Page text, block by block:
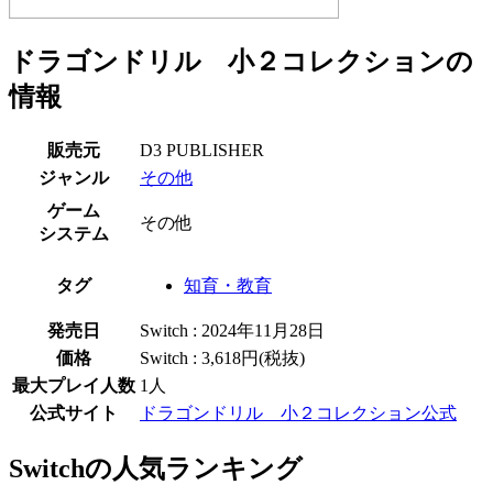
ドラゴンドリル 小２コレクションの
情報
販売元
D3 PUBLISHER
ジャンル
その他
ゲーム
システム
その他
タグ 知育・教育
発売日
Switch : 2024年11月28日
価格
Switch : 3,618円(税抜)
最大プレイ人数 1人
公式サイト
ドラゴンドリル 小２コレクション公式
Switchの人気ランキング